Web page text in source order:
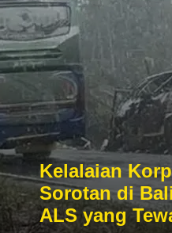
Kelalaian
Sorotan di
ALS yang